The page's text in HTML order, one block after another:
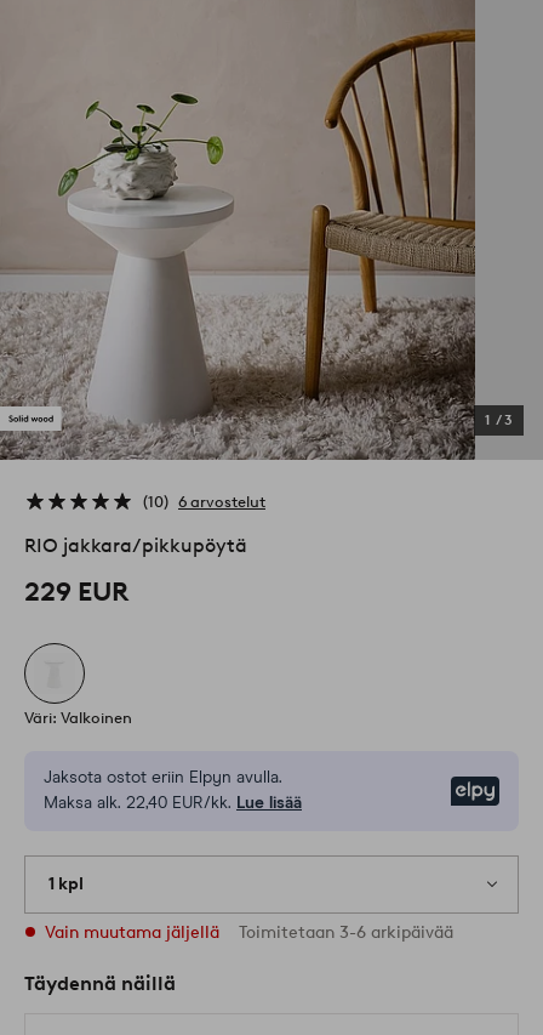
1 /3
10 6 arvostelut
RIO jakkara/pikkupöytä
229 EUR
Väri: Valkoinen
Jaksota ostot eriin Elpyn avulla.
Maksa alk. 22,40 EUR/kk. Lue lisää
1 kpl
Vain muutama jäljellä Toimitetaan 3-6 arkipäivää
Täydennä näillä